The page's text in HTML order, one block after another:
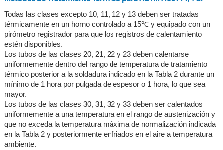
Todas las clases excepto 10, 11, 12 y 13 deben ser tratadas
térmicamente en un horno controlado a 15℃ y equipado con un
pirómetro registrador para que los registros de calentamiento
estén disponibles.
Los tubos de las clases 20, 21, 22 y 23 deben calentarse
uniformemente dentro del rango de temperatura de tratamiento
térmico posterior a la soldadura indicado en la Tabla 2 durante un
mínimo de 1 hora por pulgada de espesor o 1 hora, lo que sea
mayor.
Los tubos de las clases 30, 31, 32 y 33 deben ser calentados
uniformemente a una temperatura en el rango de austenización y
que no exceda la temperatura máxima de normalización indicada
en la Tabla 2 y posteriormente enfriados en el aire a temperatura
ambiente.